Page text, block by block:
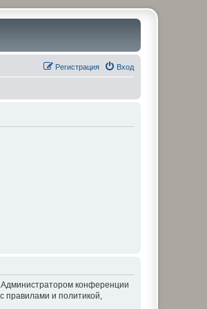
Вход
Регистрация
конференции
правилами и политикой,